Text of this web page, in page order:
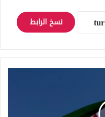
نسخ الرابط